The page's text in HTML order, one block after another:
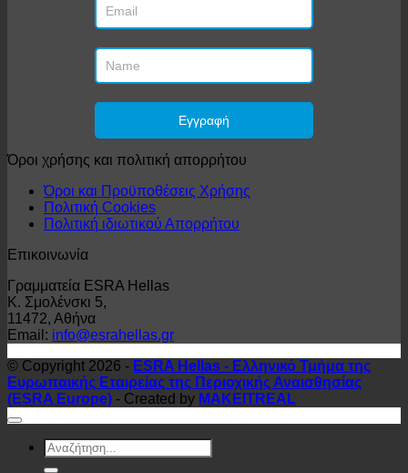
Όροι χρήσης και πολιτική απορρήτου
Όροι και Προϋποθέσεις Χρήσης
Πολιτική Cookies
Πολιτική ιδιωτικού Απορρήτου
Επικοινωνία
Γραμματεία ESRA Hellas
Κ. Σμολένσκι 5,
11472, Αθήνα
Email: info@esrahellas.gr
© Copyright 2026 - ESRA Hellas - Ελληνικό Τμήμα της
Ευρωπαικής Εταιρείας της Περιοχικής Αναισθησίας
(ESRA Europe) - Created by MAKEITREAL